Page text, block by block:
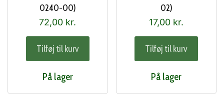
0240-00)
72,00 kr.
Tilføj til kurv
På lager
02)
17,00 kr.
Tilføj til kurv
På lager